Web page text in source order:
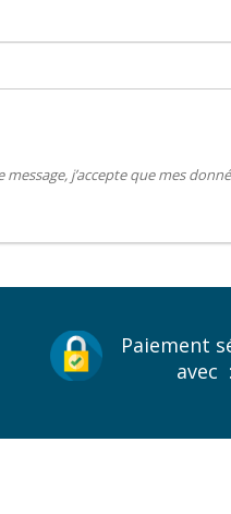
message, j’accepte que mes
Paiement
avec :